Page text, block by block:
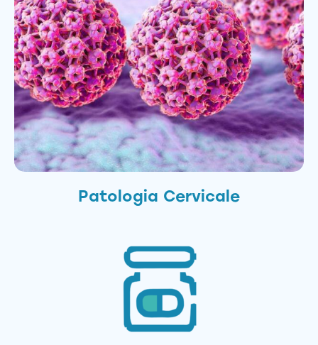
Patologia Cervicale